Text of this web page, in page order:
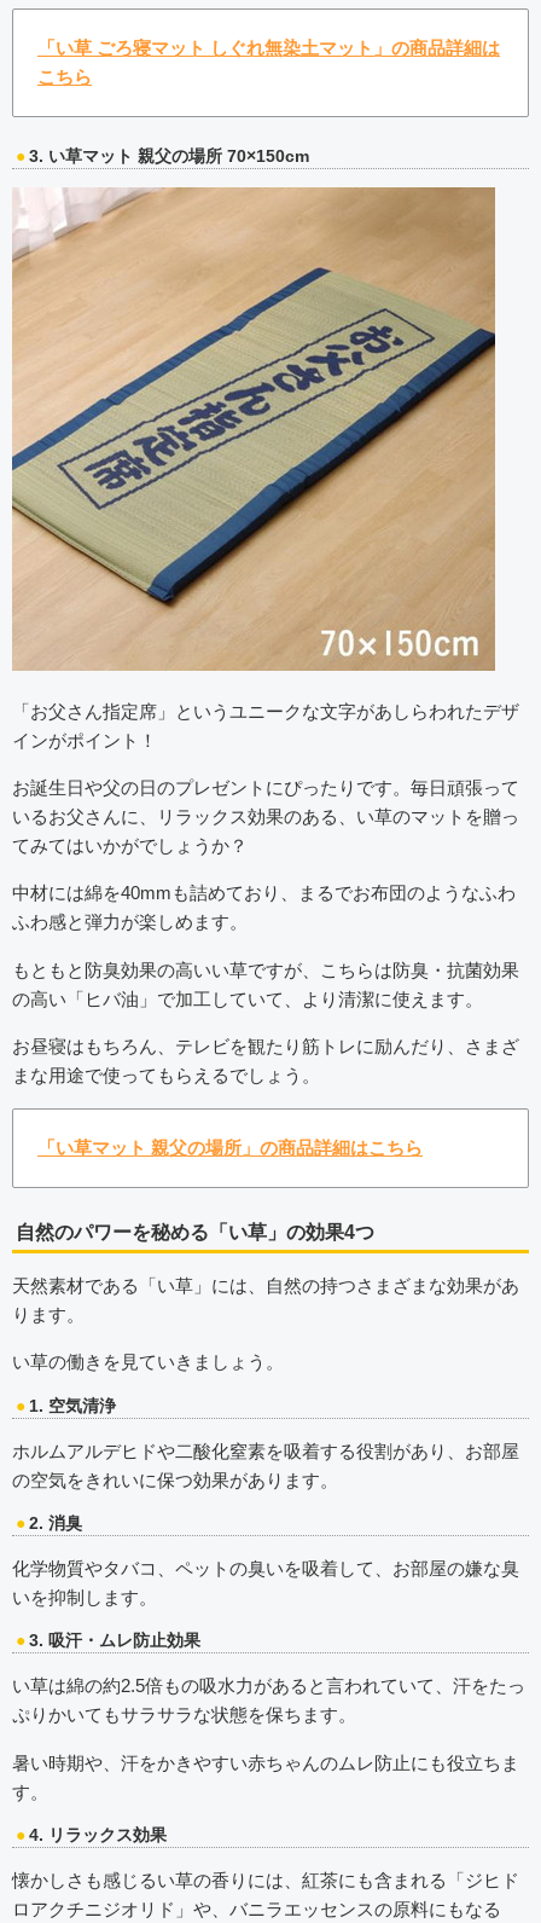
「い草 ごろ寝マット しぐれ無染土マット」の商品詳細は
こちら
3. い草マット 親父の場所 70×150cm
「お父さん指定席」というユニークな文字があしらわれたデザ
インがポイント！
お誕生日や父の日のプレゼントにぴったりです。毎日頑張って
いるお父さんに、リラックス効果のある、い草のマットを贈っ
てみてはいかがでしょうか？
中材には綿を40mmも詰めており、まるでお布団のようなふわ
ふわ感と弾力が楽しめます。
もともと防臭効果の高いい草ですが、こちらは防臭・抗菌効果
の高い「ヒバ油」で加工していて、より清潔に使えます。
お昼寝はもちろん、テレビを観たり筋トレに励んだり、さまざ
まな用途で使ってもらえるでしょう。
「い草マット 親父の場所」の商品詳細はこちら
自然のパワーを秘める「い草」の効果4つ
天然素材である「い草」には、自然の持つさまざまな効果があ
ります。
い草の働きを見ていきましょう。
1. 空気清浄
ホルムアルデヒドや二酸化窒素を吸着する役割があり、お部屋
の空気をきれいに保つ効果があります。
2. 消臭
化学物質やタバコ、ペットの臭いを吸着して、お部屋の嫌な臭
いを抑制します。
3. 吸汗・ムレ防止効果
い草は綿の約2.5倍もの吸水力があると言われていて、汗をたっ
ぷりかいてもサラサラな状態を保ちます。
暑い時期や、汗をかきやすい赤ちゃんのムレ防止にも役立ちま
す。
4. リラックス効果
懐かしさも感じるい草の香りには、紅茶にも含まれる「ジヒド
ロアクチニジオリド」や、バニラエッセンスの原料にもなる